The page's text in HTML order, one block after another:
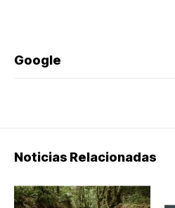
Noticias Relacionadas